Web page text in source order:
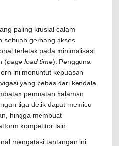
paling krusial dalam
sebuah gerbang akses
terletak pada minimalisasi
(page load time). Pengguna
ini menuntut kepuasan
yang bebas dari kendala
pemuatan halaman
tiga detik dapat memicu
hingga membuat
kompetitor lain.
mengatasi tantangan ini